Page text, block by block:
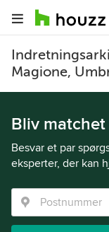
Magione,
Bliv
Besvar et par
eksperter, der kan